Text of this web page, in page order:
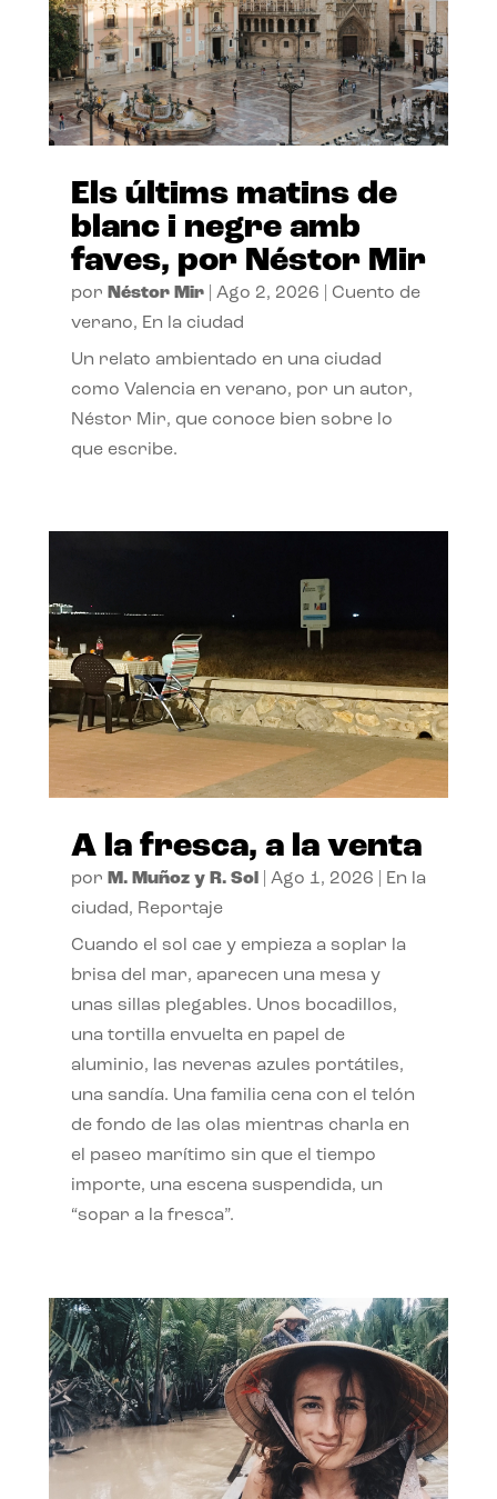
Els últims matins de
blanc i negre amb
faves, por Néstor Mir
por Néstor Mir| Ago 2, 2026
Cuento de
verano, En la ciudad
Un relato ambientado en una ciudad
como Valencia en verano, por un autor,
Néstor Mir, que conoce bien sobre lo
que escribe.
A la fresca, a la venta
por M. Muñoz y R. Sol| Ago 1, 2026
En la
ciudad, Reportaje
Cuando el sol cae y empieza a soplar la
brisa del mar, aparecen una mesa y
unas sillas plegables. Unos bocadillos,
una tortilla envuelta en papel de
aluminio, las neveras azules portátiles,
una sandía. Una familia cena con el telón
de fondo de las olas mientras charla en
el paseo marítimo sin que el tiempo
importe, una escena suspendida, un
“sopar a la fresca”.